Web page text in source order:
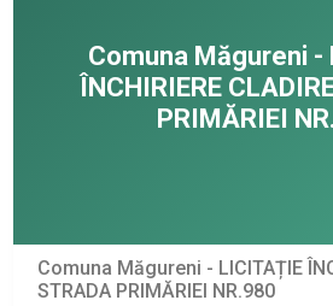
Comuna Măgureni - LICITAȚIE
STRADA PRIMĂRIEI NR.980